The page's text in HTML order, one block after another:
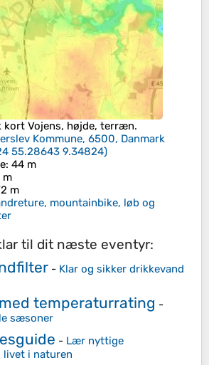
kort Vojens, højde, terræn.
Kommune, 6500, Danmark
55.28643 9.34824)
: 44 m
m
m
mountainbike, løb og
til dit næste eventyr:
- Klar og sikker drikkevand
temperaturrating -
sæsoner
- Lær nyttige
i naturen